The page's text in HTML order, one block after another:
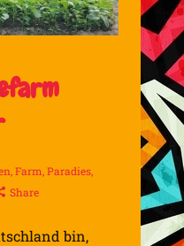
,Farm,Paradies,
Share
bin,